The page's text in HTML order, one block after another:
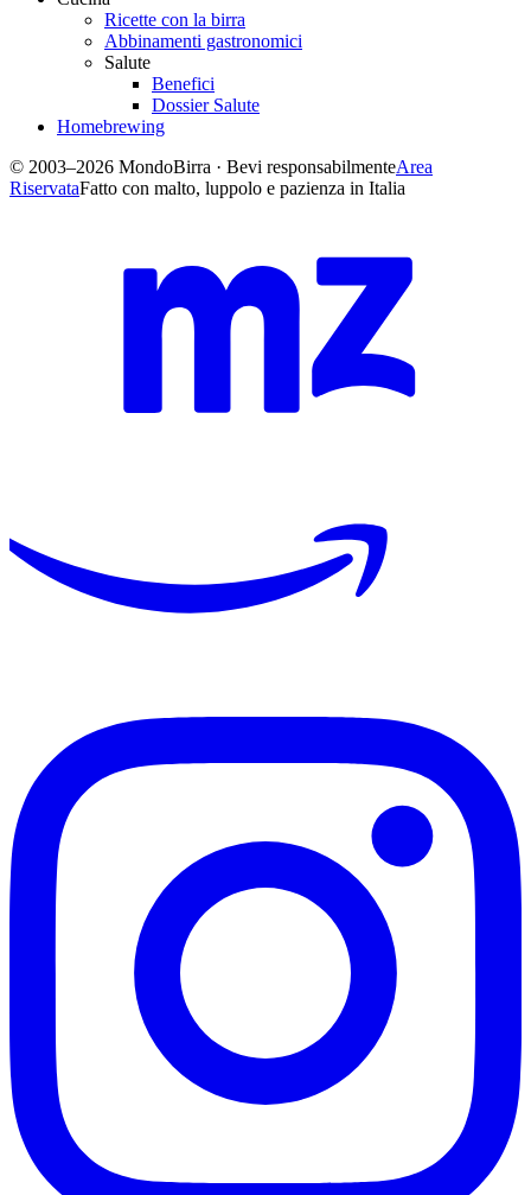
Ricette con la birra
Abbinamenti gastronomici
Salute
Benefici
Dossier Salute
Homebrewing
© 2003–2026 MondoBirra · Bevi responsabilmenteArea
RiservataFatto con malto, luppolo e pazienza in Italia